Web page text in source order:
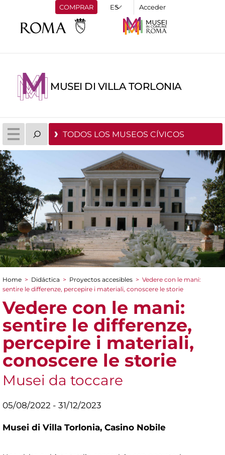
COMPRAR Acceder
MUSEI DI VILLA TORLONIA
TODOS LOS MUSEOS CÍVICOS
You are here
Home > Didáctica > Proyectos accesibles > Vedere con le mani:
sentire le differenze, percepire i materiali, conoscere le storie
Vedere con le mani:
sentire le differenze,
percepire i materiali,
conoscere le storie
Musei da toccare
05/08/2022 - 31/12/2023
Musei di Villa Torlonia, Casino Nobile